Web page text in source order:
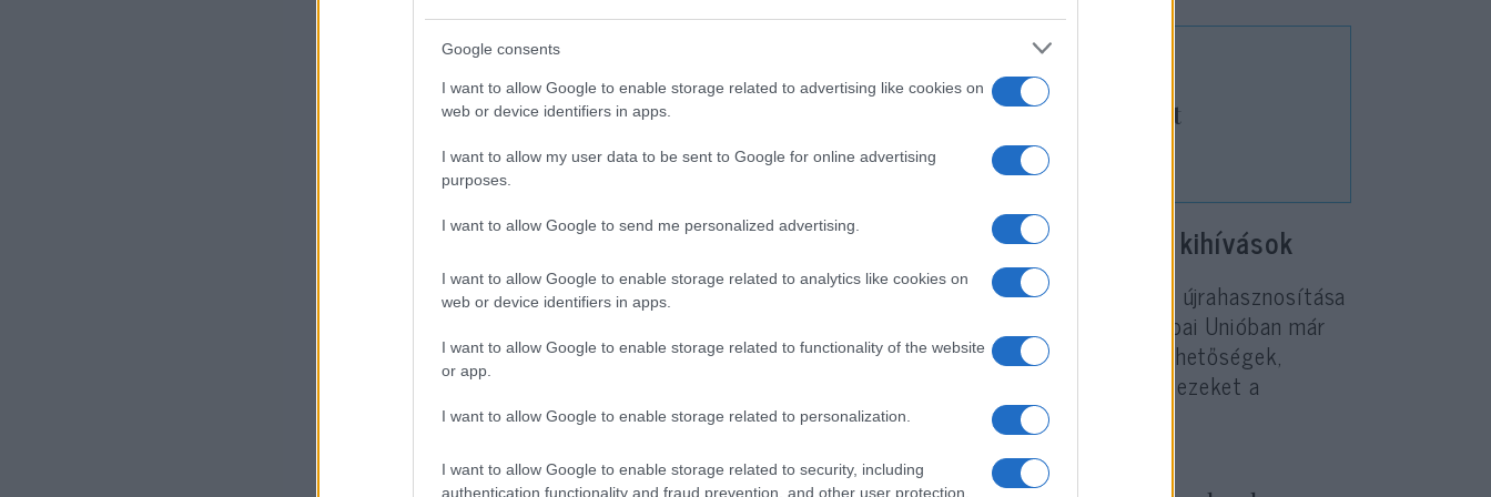
Google consents
I want to allow Google to enable storage related to advertising like cookies on
web or device identifiers in apps.
I want to allow my user data to be sent to Google for online advertising
purposes.
I want to allow Google to send me personalized advertising.
I want to allow Google to enable storage related to analytics like cookies on
web or device identifiers in apps.
I want to allow Google to enable storage related to functionality of the website
or app.
I want to allow Google to enable storage related to personalization.
I want to allow Google to enable storage related to security, including
authentication functionality and fraud prevention, and other user protection.
Így teszi Izrael virágzóvá a sivatagokat
A talajromlás, a vízhiány, az éghajlatváltozás: összefüggő kihívások
Miközben Európa egyre inkább szembesül a vízhiány problémájával, a víz újrahasznosítása
és a fenntartható vízgazdálkodás mind nagyobb figyelmet kap. Az Európai Unióban már
rendelkezésre állnak a szükséges szabályozási keretek és támogatási lehetőségek,
ugyanakkor a gyakorlatban még kevés ország alkalmazza széles körben ezeket a
megoldásokat.